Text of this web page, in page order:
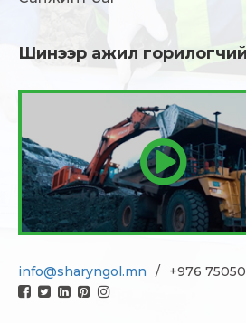
Шинээр ажил
info@sharyngol.mn +976